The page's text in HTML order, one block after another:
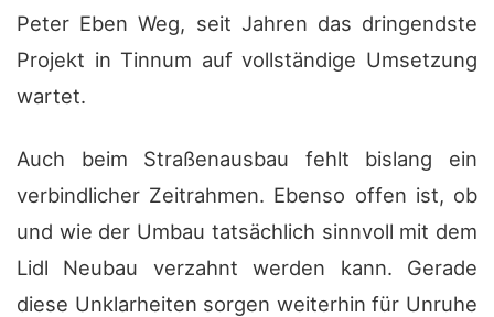
Peter Eben Weg, seit Jahren das dringendste
Projekt in Tinnum auf vollständige Umsetzung
wartet.
Auch beim Straßenausbau fehlt bislang ein
verbindlicher Zeitrahmen. Ebenso offen ist, ob
und wie der Umbau tatsächlich sinnvoll mit dem
Lidl Neubau verzahnt werden kann. Gerade
diese Unklarheiten sorgen weiterhin für Unruhe